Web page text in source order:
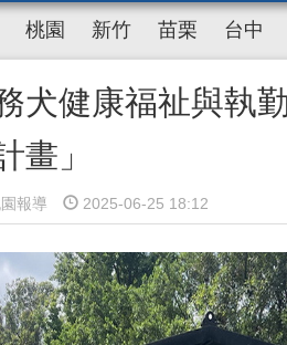
桃園 新竹 苗栗 台中
犬健康福祉與執
畫」
報導 2025-06-25 18:12